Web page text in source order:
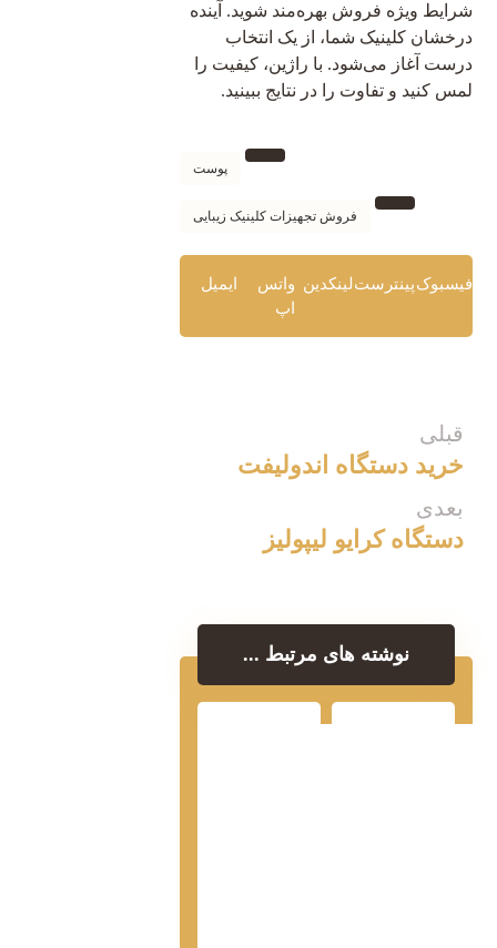
شرایط ویژه فروش بهره‌مند شوید. آینده
درخشان کلینیک شما، از یک انتخاب
درست آغاز می‌شود. با راژین، کیفیت را
لمس کنید و تفاوت را در نتایج ببینید.
پوست
فروش تجهیزات کلینیک زیبایی
فیسبوکپینترستلینکدین واتس
اپ
ایمیل
قبلی
خرید دستگاه اندولیفت
بعدی
دستگاه کرایو لیپولیز
نوشته های مرتبط ...